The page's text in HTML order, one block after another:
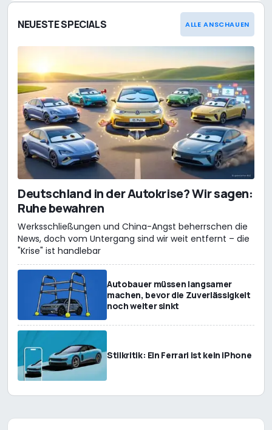
NEUESTE SPECIALS ALLE ANSCHAUEN
Deutschland in der Autokrise? Wir sagen:
Ruhe bewahren
Werksschließungen und China-Angst beherrschen die
News, doch vom Untergang sind wir weit entfernt – die
"Krise" ist handlebar
Autobauer müssen langsamer
machen, bevor die Zuverlässigkeit
noch weiter sinkt
Stilkritik: Ein Ferrari ist kein iPhone